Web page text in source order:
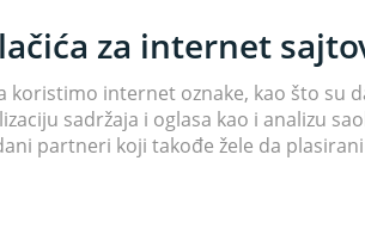
za internet
koristimo internet oznake, kao što su
sadržaja i oglasa kao i analizu
partneri koji takođe žele da